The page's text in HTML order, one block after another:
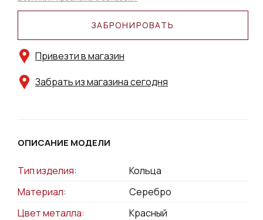
ЗАБРОНИРОВАТЬ
Привезти в магазин
Забрать из магазина сегодня
ОПИСАНИЕ МОДЕЛИ
Тип изделия:
Кольца
Материал:
Серебро
Цвет металла:
Красный